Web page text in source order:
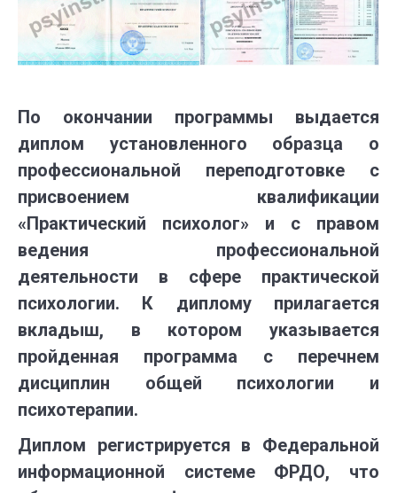
По окончании программы выдается
диплом установленного образца о
профессиональной переподготовке с
присвоением квалификации
«Практический психолог» и с правом
ведения профессиональной
деятельности в сфере практической
психологии. К диплому прилагается
вкладыш, в котором указывается
пройденная программа с перечнем
дисциплин общей психологии и
психотерапии.
Диплом регистрируется в Федеральной
информационной системе ФРДО, что